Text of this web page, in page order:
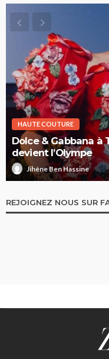
HAUTE COUTURE
Dolce & Gabbana à
devient l’Olympe
Jihène Ben Hassine
REJOIGNEZ NOUS SUR